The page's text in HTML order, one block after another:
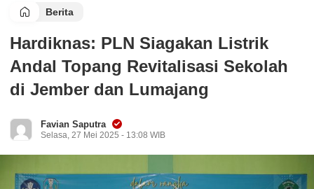
Berita
Hardiknas: PLN Siagakan Listrik
Andal Topang Revitalisasi Sekolah
di Jember dan Lumajang
Favian Saputra
Selasa, 27 Mei 2025 - 13:08 WIB